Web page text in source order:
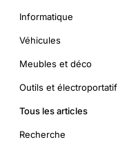
Informatique
Véhicules
Meubles et déco
Outils et électroportatif
Tous les articles
Recherche